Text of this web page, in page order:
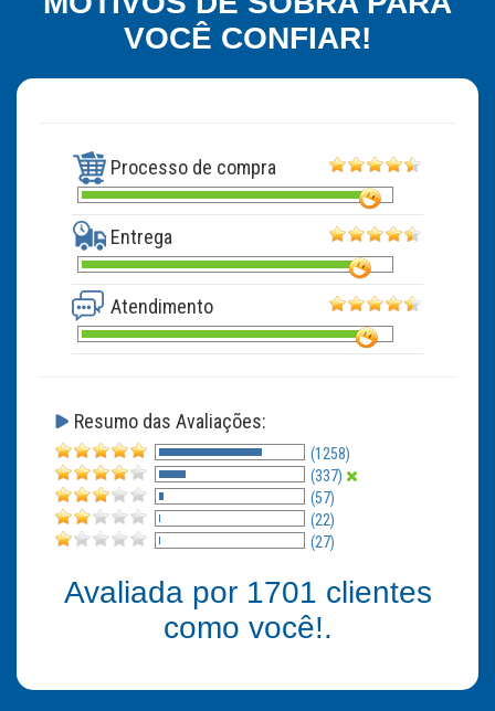
VOCÊ CONFIAR!
Processo de compra
Entrega
Atendimento
Resumo das Avaliações:
(1258)
(337)
(57)
(22)
(27)
Avaliada por 1701 clientes
como você!.